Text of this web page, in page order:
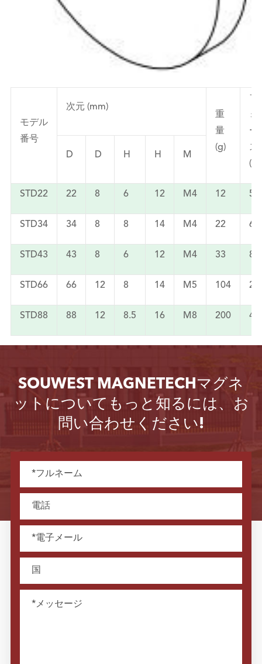
モデル
番号
次元 (mm)
重
量
(g)
フ
ォ
ー
ス
D D H H M
STD22 22 8 6 12 M4 12 5
STD34 34 8 8 14 M4 22 6
STD43 43 8 6 12 M4 33 8
STD66 66 12 8 14 M5 104 20
STD88 88 12 8.5 16 M8 200 42
SOUWEST MAGNETECHマグネ
ットについてもっと知るには、お
問い合わせください!